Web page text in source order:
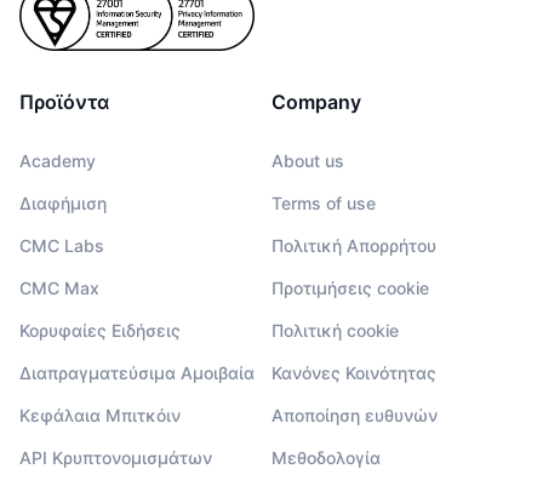
Προϊόντα
Academy
Διαφήμιση
CMC Labs
CMC Max
Κορυφαίες Ειδήσεις
Διαπραγματεύσιμα Αμοιβαία
Κεφάλαια Μπιτκόιν
API Κρυπτονομισμάτων
Company
About us
Terms of use
Πολιτική Απορρήτου
Προτιμήσεις cookie
Πολιτική cookie
Κανόνες Κοινότητας
Αποποίηση ευθυνών
Μεθοδολογία